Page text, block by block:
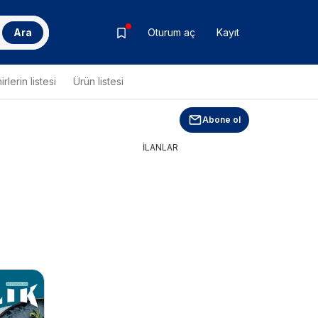
Ara Oturum aç Kayıt
listesi Ürün listesi
Abone ol
İLANLAR